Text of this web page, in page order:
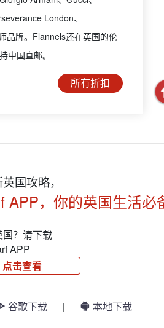
London、
品牌。Flannels还在英国的伦
中国直邮。
所有折扣
国攻略，
APP，你的英国生活必
国？请下载
APP
点击查看
谷歌下载 | 本地下载